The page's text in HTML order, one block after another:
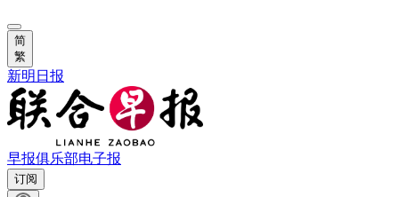
简
繁
新明日报
早报俱乐部电子报
订阅